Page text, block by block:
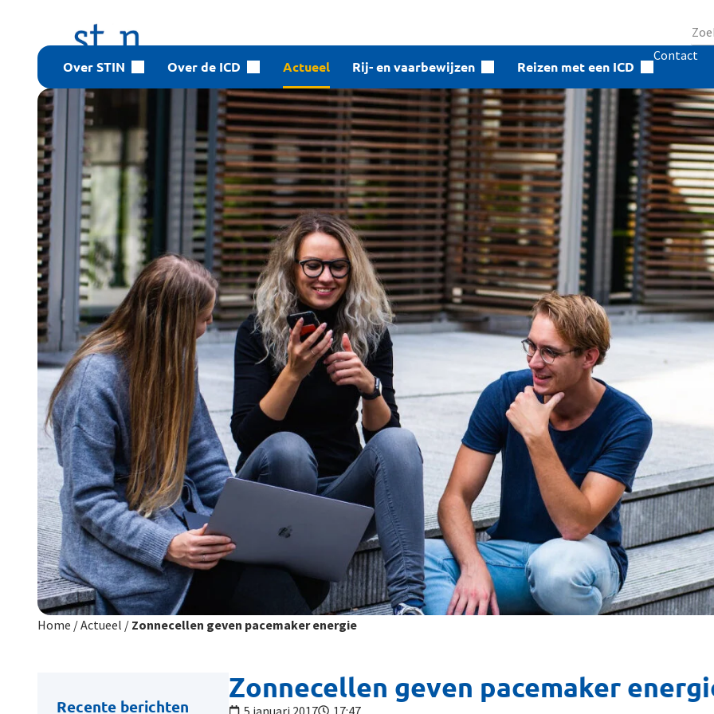
Over STIN Over de ICD Actueel Rij- en vaarbewijzen Reizen met een ICD
Contact
Home /Actueel / Zonnecellen geven pacemaker energie
Recente berichten
Zonnecellen geven pacemaker
5 januari 2017 17:47